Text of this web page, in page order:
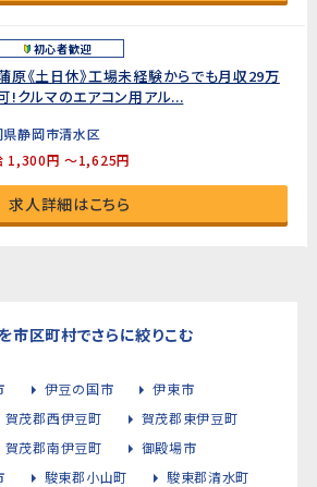
初心者歓迎
原《土日休》工場未経験からでも月収29万
!クルマのエアコン用アル...
県静岡市清水区
1,300円 ～1,625円
求人詳細はこちら
市区町村でさらに絞りこむ
伊豆の国市
伊東市
賀茂郡西伊豆町
賀茂郡東伊豆町
賀茂郡南伊豆町
御殿場市
駿東郡小山町
駿東郡清水町